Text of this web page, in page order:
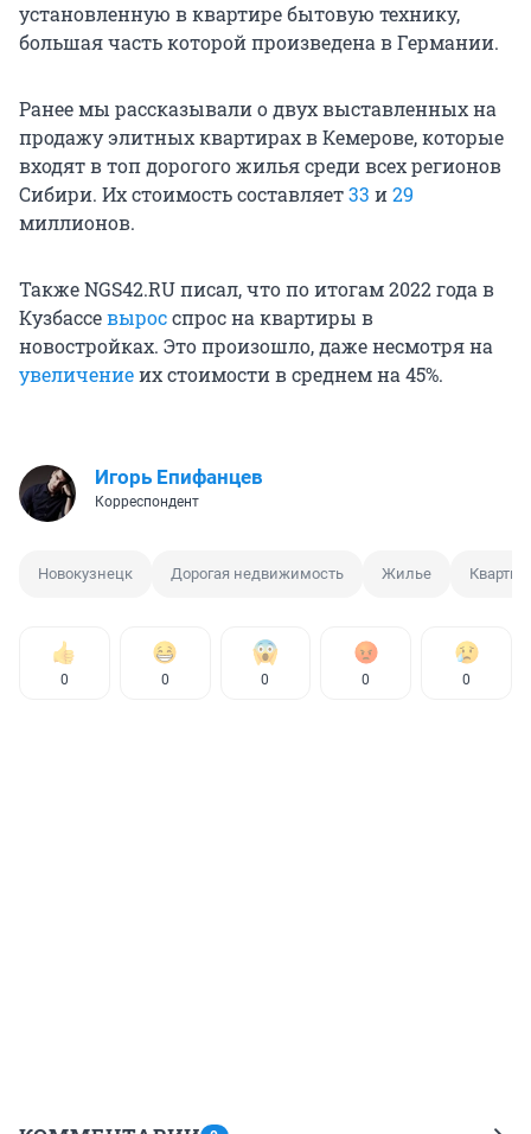
установленную в квартире бытовую технику,
большая часть которой произведена в Германии.
Ранее мы рассказывали о двух выставленных на
продажу элитных квартирах в Кемерове, которые
входят в топ дорогого жилья среди всех регионов
Сибири. Их стоимость составляет33 и29
миллионов.
Также NGS42.RU писал, что по итогам 2022 года в
Кузбассевыросспрос на квартиры в
новостройках. Это произошло, даже несмотря на
увеличениеих стоимости в среднем на 45%.
Игорь Епифанцев
Корреспондент
Новокузнецк Дорогая недвижимость Жилье
0 0 0 0 0